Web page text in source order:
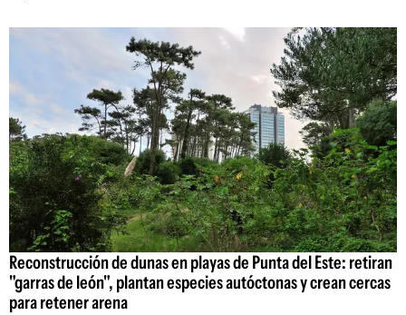
Reconstrucción de dunas en playas de Punta del Este: retiran
"garras de león", plantan especies autóctonas y crean cercas
para retener arena